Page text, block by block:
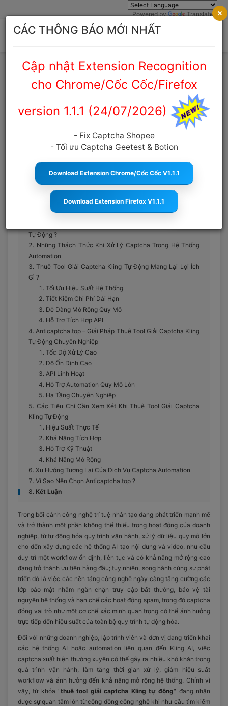
Powered by Translate
Trang chủ Cẩm nang Captcha
Thuê Tool Giải Captcha Kling Tự
Động Giúp Tối Ưu Cho Hệ Thống AI
Và Automation
anticaptcha.top 10:29:02 03/06/2026 261
MỤC LỤC
Tự Động ?
Những Thách Thức Khi Xử Lý Captcha Trong Hệ Thống
Automation
Thuê Tool Giải Captcha Kling Tự Động Mang Lại Lợi Ích
Gì ?
Tối Ưu Hiệu Suất Hệ Thống
Tiết Kiệm Chi Phí Dài Hạn
Dễ Dàng Mở Rộng Quy Mô
Hỗ Trợ Tích Hợp API
Anticaptcha.top – Giải Pháp Thuê Tool Giải Captcha Kling
Tự Động Chuyên Nghiệp
Tốc Độ Xử Lý Cao
Độ Ổn Định Cao
API Linh Hoạt
Hỗ Trợ Automation Quy Mô Lớn
Hạ Tầng Chuyên Nghiệp
Các Tiêu Chí Cần Xem Xét Khi Thuê Tool Giải Captcha
Kling Tự Động
Hiệu Suất Thực Tế
Khả Năng Tích Hợp
Hỗ Trợ Kỹ Thuật
Khả Năng Mở Rộng
Xu Hướng Tương Lai Của Dịch Vụ Captcha Automation
Vì Sao Nên Chọn Anticaptcha.top ?
Kết Luận
Trong bối cảnh công nghệ trí tuệ nhân tạo đang phát triển mạnh mẽ
và trở thành một phần không thể thiếu trong hoạt động của doanh
nghiệp, từ tự động hóa quy trình vận hành, xử lý dữ liệu quy mô lớn
cho đến xây dựng các hệ thống AI tạo nội dung và video, nhu cầu
duy trì một workflow ổn định, liên tục và có khả năng mở rộng cao
đang trở thành ưu tiên hàng đầu; tuy nhiên, song hành cùng sự phát
triển đó là việc các nền tảng công nghệ ngày càng tăng cường các
lớp bảo mật nhằm ngăn chặn truy cập bất thường, bảo vệ tài
nguyên hệ thống và hạn chế các hoạt động spam, trong đó captcha
đóng vai trò như một cơ chế xác minh quan trọng có thể ảnh hưởng
trực tiếp đến hiệu suất của toàn bộ quy trình tự động hóa.
Đối với những doanh nghiệp, lập trình viên và đơn vị đang triển khai
các hệ thống AI hoặc automation liên quan đến Kling AI, việc
captcha xuất hiện thường xuyên có thể gây ra nhiều khó khăn trong
quá trình vận hành, làm tăng thời gian xử lý, giảm hiệu suất
workflow và ảnh hưởng đến khả năng mở rộng hệ thống. Chính vì
vậy, từ khóa "thuê tool giải captcha Kling tự động" đang nhận
được sự quan tâm lớn từ cộng đồng công nghệ khi nhu cầu tìm kiếm
×
CÁC THÔNG BÁO MỚI NHẤT
Cập nhật Extension Recognition
cho Chrome/Cốc Cốc/Firefox
version 1.1.1 (24/07/2026)
- Fix Captcha Shopee
- Tối ưu Captcha Geetest & Botion
Download Extension Chrome/Cốc Cốc V1.1.1
Download Extension Firefox V1.1.1